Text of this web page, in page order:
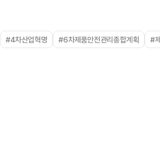
#4차산업혁명 #6차제품안전관리종합계획 #